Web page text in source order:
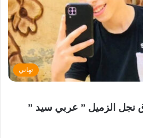
تهاني
نجل الزميل ” عربي سيد ”